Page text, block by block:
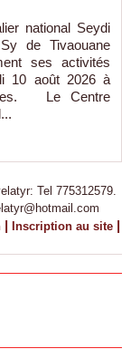
national Seydi
de Tivaouane
ses activités
10 août 2026 à
Le Centre
Tel 775312579.
| Inscription au site |